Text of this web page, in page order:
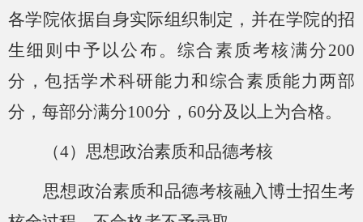
各学院依据自身实际组织制定，并在学院的招
生细则中予以公布。综合素质考核满分200
分，包括学术科研能力和综合素质能力两部
分，每部分满分100分， 60分及以上为合格。
（4） 思想政治素质和品德考核
思想政治素质和品德考核融入博士招生考